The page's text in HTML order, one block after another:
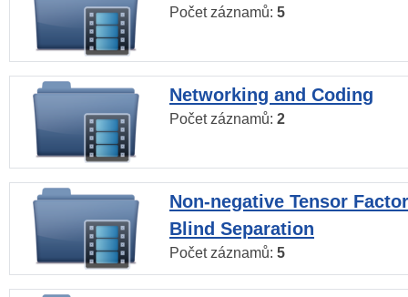
Počet záznamů: 5
Networking and Coding
Počet záznamů: 2
Non-negative Tensor
Blind Separation
Počet záznamů: 5